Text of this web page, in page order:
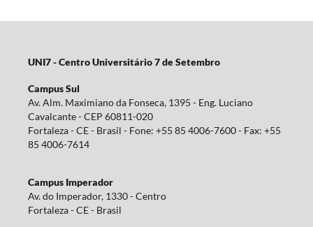
UNI7 - Centro Universitário 7 de Setembro
Campus Sul
Av. Alm. Maximiano da Fonseca, 1395 - Eng. Luciano
Cavalcante - CEP 60811-020
Fortaleza - CE - Brasil - Fone: +55 85 4006-7600 - Fax: +55
85 4006-7614
Campus Imperador
Av. do Imperador, 1330 - Centro
Fortaleza - CE - Brasil